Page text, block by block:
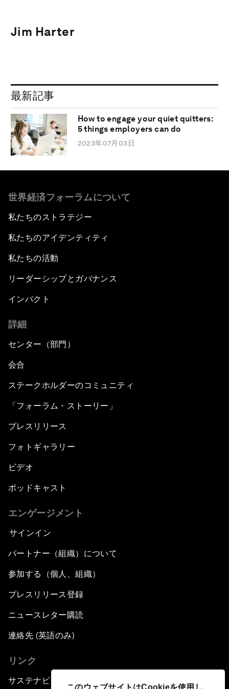
このウェブサイトはCookieを使用し
Jim Harter
最新記事
How to engage your quiet quitters:
5 things employers can do
2023年07月03日
世界経済フォーラムについて
私たちのストラテジー
私たちのアイデンティティ
私たちの活動
リーダーシップとガバナンス
インパクト
詳細
センター（部門）
会合
ステークホルダーのコミュニティ
「フォーラム・ストーリー」
プレスリリース
フォトギャラリー
ビデオ
ポッドキャスト
エンゲージメント
サインイン
パートナー（組織）について
参加する（個人、組織）
プレスリリース登録
ニュースレター購読
連絡先 (英語のみ)
リンク
サステナビリティへの取り組み